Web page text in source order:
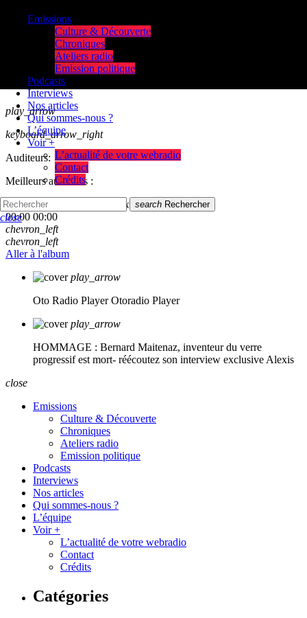
play_arrow
keyboard_arrow_right
Auditeurs:
Meilleurs auditeurs :
skip_previous
skip_next
00:00 00:00
chevron_left
chevron_left
Aller à l'album
play_arrow
Oto Radio Player Otoradio Player
play_arrow
HOMMAGE : Bernard Maitenaz, inventeur du verre
progressif est mort- réécoutez son interview exclusive Alexis
Emissions
Culture & Découverte
Chroniques
Ateliers radio
Emission politique
Podcasts
Interviews
Nos articles
Qui sommes-nous ?
L’équipe
Voir +
L’actualité de votre webradio
Contact
Crédits
search Rechercher
close
close
Emissions
Culture & Découverte
Chroniques
Ateliers radio
Emission politique
Podcasts
Interviews
Nos articles
Qui sommes-nous ?
L’équipe
Voir +
L’actualité de votre webradio
Contact
Crédits
Catégories